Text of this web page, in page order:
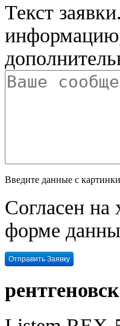
Текст заявки.
Введите данные с
Согласен на
форме